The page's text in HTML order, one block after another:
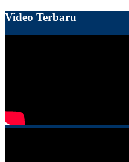
Video Terbaru